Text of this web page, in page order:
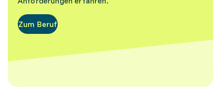
Zum Beruf